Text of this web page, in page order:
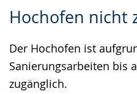
Hochofen nicht
Der Hochofen ist
Sanierungsarbeiten bis
zugänglich.
Leichten
wechseln.
Audio-
Video
Deutscher
Gebärdensprache